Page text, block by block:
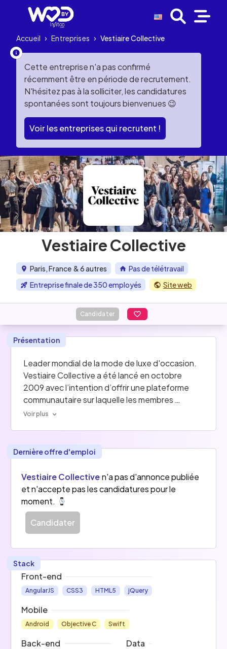
Accueil › Entreprises › Vestiaire Collective
Cette entreprise n'a pas confirmé
récemment être en période de recrutement.
N'hésitez pas à la solliciter, les candidatures
spontanées sont toujours bienvenues 😉
Voir les entreprises qui recrutent !
Vestiaire Collective
Paris, France & 6 autres
Pas de télétravail
Entreprise finale de 350 employés
Site web
Candidater
Présentation
Leader mondial de la mode de luxe d'occasion.
Vestiaire Collective a été lancé en octobre
2009 avec l’intention d’offrir une plateforme
communautaire sur laquelle les membres
pourraient acheter et vendre, dans les
d’occasion.
Voir plus
Dernière offre d'emploi
Vestiaire Collective n'a pas d'annonce publiée
et n'accepte pas les candidatures pour le
moment.
Candidater
Stack
Front-end
AngularJS CSS3 HTML5 jQuery
Mobile
Android Objective C Swift
Back-end Data